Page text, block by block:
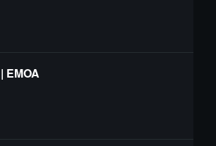
EMOA